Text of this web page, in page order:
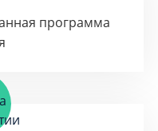
программа